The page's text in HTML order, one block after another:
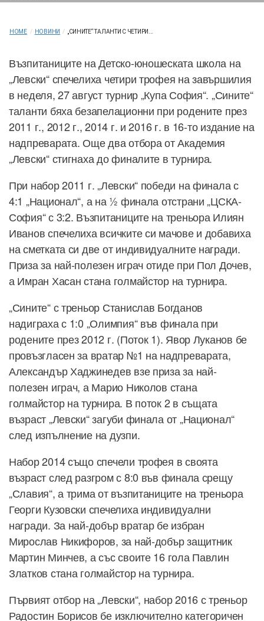
HOME / НОВИНИ / „СИНИТЕ“ ТАЛАНТИ С ЧЕТИРИ...
Възпитаниците на Детско-юношеската школа на
„Левски“ спечелиха четири трофея на завършилия
в неделя, 27 август турнир „Купа София“. „Сините“
таланти бяха безапелационни при родените през
2011 г., 2012 г., 2014 г. и 2016 г. в 16-то издание на
надпреварата. Още два отбора от Академия
„Левски“ стигнаха до финалите в турнира.
При набор 2011 г. „Левски“ победи на финала с
4:1 „Национал“, а на ½ финала отстрани „ЦСКА-
София“ с 3:2. Възпитаниците на треньора Илиян
Иванов спечелиха всичките си мачове и добавиха
на сметката си две от индивидуалните награди.
Приза за най-полезен играч отиде при Пол Дочев,
а Имран Хасан стана голмайстор на турнира.
„Сините“ с треньор Станислав Богданов
надиграха с 1:0 „Олимпия“ във финала при
родените през 2012 г. (Поток 1). Явор Луканов бе
провъзгласен за вратар №1 на надпреварата,
Александър Хаджинедев взе приза за най-
полезен играч, а Марио Николов стана
голмайстор на турнира. В поток 2 в същата
възраст „Левски“ загуби финала от „Национал“
след изпълнение на дузпи.
Набор 2014 също спечели трофея в своята
възраст след разгром с 8:0 във финала срещу
„Славия“, а трима от възпитаниците на треньора
Георги Кузовски спечелиха индивидуални
награди. За най-добър вратар бе избран
Мирослав Никифоров, за най-добър защитник
Мартин Минчев, а със своите 16 гола Павлин
Златков стана голмайстор на турнира.
Първият отбор на „Левски“, набор 2016 с треньор
Радостин Борисов бе изключително категоричен